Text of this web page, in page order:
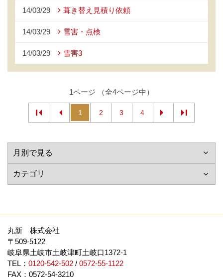
14/03/29 葺き替え見積り依頼
14/03/29 雪害・点検
14/03/29 雪害3
1ページ （全4ページ中）
1 2 3 4
丸新 株式会社
〒509-5122
岐阜県土岐市土岐津町土岐口1372-1
TEL： 0120-542-502 / 0572-55-1122
FAX：0572-54-3210